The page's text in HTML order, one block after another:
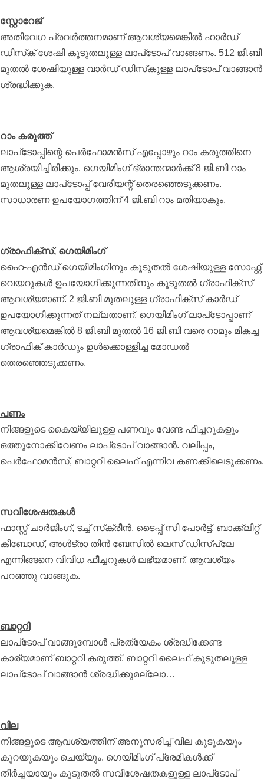
സ്റ്റോറേജ്
അതിവേഗ പ്രവര്‍ത്തനമാണ് ആവശ്യമെങ്കില്‍ ഹാര്‍ഡ്
ഡിസ്‌ക് ശേഷി കൂടുതലുള്ള ലാപ്‌ടോപ് വാങ്ങണം. 512 ജി.ബി
മുതല്‍ ശേഷിയുള്ള വാര്‍ഡ് ഡിസ്‌കുള്ള ലാപ്‌ടോപ് വാങ്ങാന്‍
ശ്രദ്ധിക്കുക.
റാം കരുത്ത്
ലാപ്‌ടോപ്പിന്റെ പെര്‍ഫോമന്‍സ് എപ്പോഴും റാം കരുത്തിനെ
ആശ്രയിച്ചിരിക്കും. ഗെയിമിംഗ് ഭ്രാന്തന്മാര്‍ക്ക് 8 ജി.ബി റാം
മുതലുള്ള ലാപ്‌ടോപ്പ് വേരിയന്റ് തെരഞ്ഞെടുക്കണം.
സാധാരണ ഉപയോഗത്തിന് 4 ജി.ബി റാം മതിയാകും.
ഗ്രാഫിക്‌സ്, ഗെയിമിംഗ്
ഹൈ-എന്‍ഡ് ഗെയിമിംഗിനും കൂടുതല്‍ ശേഷിയുള്ള സോഫ്റ്റ്
വെയറുകള്‍ ഉപയോഗിക്കുന്നതിനും കൂടുതല്‍ ഗ്രാഫിക്‌സ്
ആവശ്യമാണ്. 2 ജി.ബി മുതലുള്ള ഗ്രാഫിക്‌സ് കാര്‍ഡ്
ഉപയോഗിക്കുന്നത് നല്ലതാണ്. ഗെയിമിംഗ് ലാപ്‌ടോപ്പാണ്
ആവശ്യമെങ്കില്‍ 8 ജി.ബി മുതല്‍ 16 ജി.ബി വരെ റാമും മികച്ച
ഗ്രാഫിക് കാര്‍ഡും ഉള്‍ക്കൊള്ളിച്ച മോഡല്‍
തെരഞ്ഞെടുക്കണം.
പണം
നിങ്ങളുടെ കൈയ്യിലുള്ള പണവും വേണ്ട ഫീച്ചറുകളും
ഒത്തുനോക്കിവേണം ലാപ്‌ടോപ് വാങ്ങാന്‍. വലിപ്പം,
പെര്‍ഫോമന്‍സ്, ബാറ്ററി ലൈഫ് എന്നിവ കണക്കിലെടുക്കണം.
സവിശേഷതകള്‍
ഫാസ്റ്റ് ചാര്‍ജിംഗ്, ടച്ച് സ്‌ക്രീന്‍, ടൈപ്പ് സി പോര്‍ട്ട്, ബാക്ക്‌ലിറ്റ്
കീബോഡ്, അള്‍ട്രാ തിന്‍ ബേസില്‍ ലെസ് ഡിസ്‌പ്ലേ
എന്നിങ്ങനെ വിവിധ ഫീച്ചറുകള്‍ ലഭ്യമാണ്. ആവശ്യം
പറഞ്ഞു വാങ്ങുക.
ബാറ്ററി
ലാപ്‌ടോപ് വാങ്ങുമ്പോള്‍ പ്രത്യേകം ശ്രദ്ധിക്കേണ്ട
കാര്യമാണ് ബാറ്ററി കരുത്ത്. ബാറ്ററി ലൈഫ് കൂടുതലുള്ള
ലാപ്‌ടോപ് വാങ്ങാന്‍ ശ്രദ്ധിക്കുമല്ലോ…
വില
നിങ്ങളുടെ ആവശ്യത്തിന് അനുസരിച്ച് വില കൂടുകയും
കുറയുകയും ചെയ്യും. ഗെയിമിംഗ് പ്രേമികള്‍ക്ക്
തീര്‍ച്ചയായും കൂടുതല്‍ സവിശേഷതകളുള്ള ലാപ്‌ടോപ്